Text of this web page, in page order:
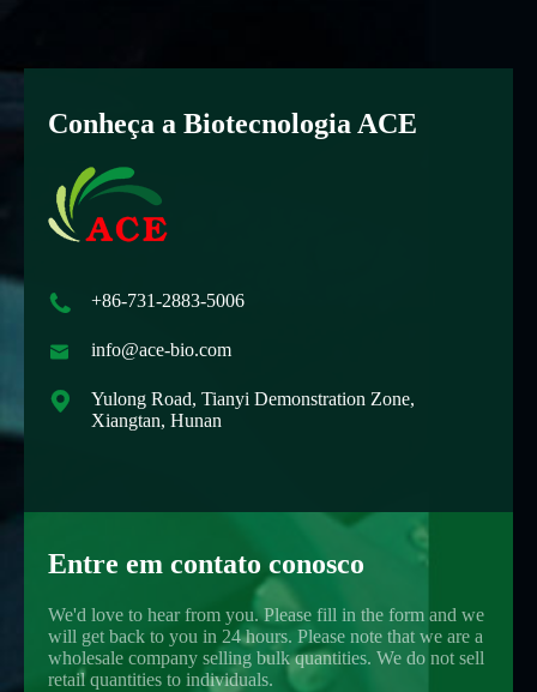
Conheça a Biotecnologia ACE
 +86-731-2883-5006
 info@ace-bio.com

Yulong Road, Tianyi Demonstration Zone,
Xiangtan, Hunan
Entre em contato conosco
We'd love to hear from you. Please fill in the form and we
will get back to you in 24 hours. Please note that we are a
wholesale company selling bulk quantities. We do not sell
retail quantities to individuals.